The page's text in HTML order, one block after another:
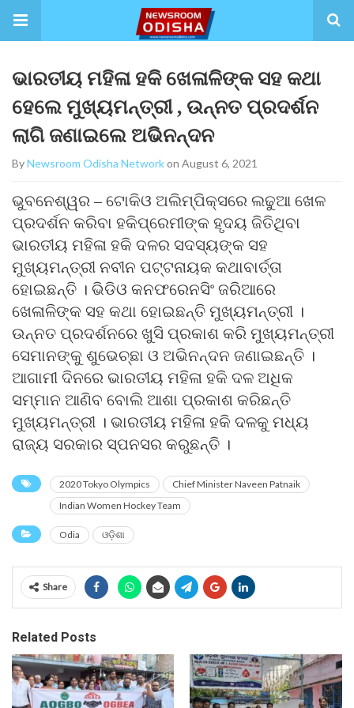
ଭାରତୀୟ ମହିଳା ହକି ଖେଳାଳିଙ୍କ ସହ କଥା
ହେଲେ ମୁଖ୍ୟମନ୍ତ୍ରୀ , ଉନ୍ନତ ପ୍ରଦର୍ଶନ
ଲାଗି ଜଣାଇଲେ ଅଭିନନ୍ଦନ
ByNewsroom Odisha Networkon August 6, 2021
ଭୁବନେଶ୍ୱର – ଟୋକିଓ ଅଲିମ୍ପିକ୍ସରେ ଲଢୁଆ ଖେଳ
ପ୍ରଦର୍ଶନ କରିବା ହକିପ୍ରେମୀଙ୍କ ହୃଦୟ ଜିତିଥିବା
ଭାରତୀୟ ମହିଳା ହକି ଦଳର ସଦସ୍ୟଙ୍କ ସହ
ମୁଖ୍ୟମନ୍ତ୍ରୀ ନବୀନ ପଟ୍ଟନାୟକ କଥାବାର୍ତ୍ତା
ହୋଇଛନ୍ତି । ଭିଡିଓ କନଫରେନସିଂ ଜରିଆରେ
ଖେଳାଳିଙ୍କ ସହ କଥା ହୋଇଛନ୍ତି ମୁଖ୍ୟମନ୍ତ୍ରୀ ।
ଉନ୍ନତ ପ୍ରଦର୍ଶନରେ ଖୁସି ପ୍ରକାଶ କରି ମୁଖ୍ୟମନ୍ତ୍ରୀ
ସେମାନଙ୍କୁ ଶୁଭେଚ୍ଛା ଓ ଅଭିନନ୍ଦନ ଜଣାଇଛନ୍ତି ।
ଆଗାମୀ ଦିନରେ ଭାରତୀୟ ମହିଳା ହକି ଦଳ ଅଧିକ
ସମ୍ମାନ ଆଣିବ ବୋଲି ଆଶା ପ୍ରକାଶ କରିଛନ୍ତି
ମୁଖ୍ୟମନ୍ତ୍ରୀ । ଭାରତୀୟ ମହିଳା ହକି ଦଳକୁ ମଧ୍ୟ
ରାଜ୍ୟ ସରକାର ସ୍ପନସର କରୁଛନ୍ତି ।
2020 Tokyo Olympics
Chief Minister Naveen Patnaik
Indian Women Hockey Team
Odia ଓଡ଼ିଶା
Share
Related Posts